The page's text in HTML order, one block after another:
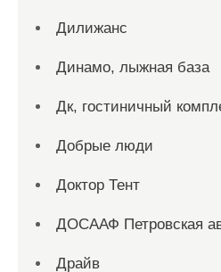
Дилижанс
Динамо, лыжная база
Дк, гостиничный
Добрые люди
Доктор Тент
ДОСААФ Петровская
Драйв